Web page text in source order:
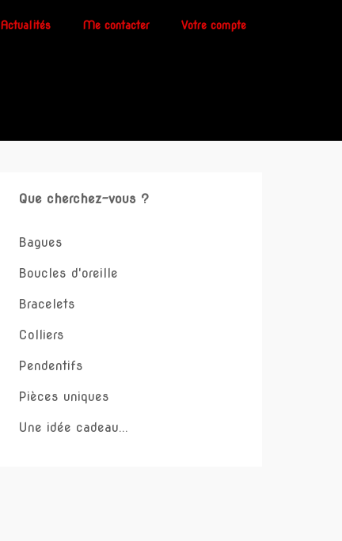
Actualités Me contacter Votre compte
Que cherchez-vous ?
Bagues
Boucles d'oreille
Bracelets
Colliers
Pendentifs
Pièces uniques
Une idée cadeau...